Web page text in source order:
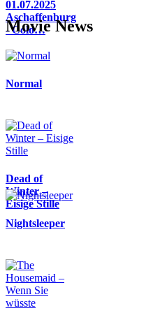
01.07.2025
Aschaffenburg
- Colo…
Movie News
Normal
Dead of
Winter –
Eisige Stille
Nightsleeper